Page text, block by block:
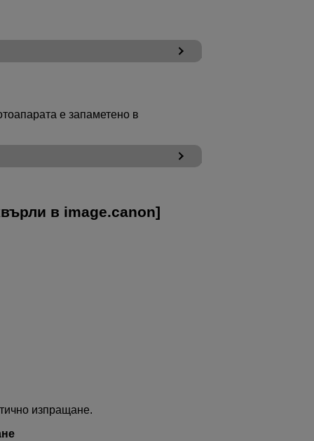
е запаметено в
в image.canon]
изпращане.